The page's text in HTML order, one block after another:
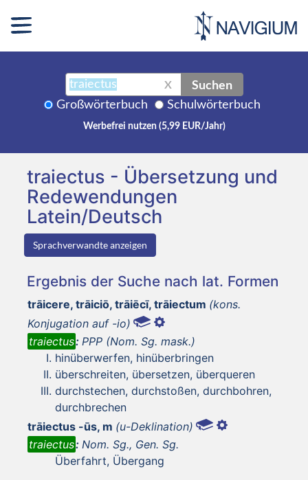
X Suchen
Großwörterbuch Schulwörterbuch
Werbefrei nutzen (5,99 EUR/Jahr)
traiectus - Übersetzung und
Redewendungen
Latein/Deutsch
Sprachverwandte anzeigen
Ergebnis der Suche nach lat. Formen
trāicere, trāiciō, trāiēcī, trāiectum (kons.
Konjugation auf -io)
traiectus: PPP (Nom. Sg. mask.)
hinüberwerfen, hinüberbringen
überschreiten, übersetzen, überqueren
durchstechen, durchstoßen, durchbohren,
durchbrechen
trāiectus -ūs, m (u-Deklination)
traiectus: Nom. Sg., Gen. Sg.
Überfahrt, Übergang